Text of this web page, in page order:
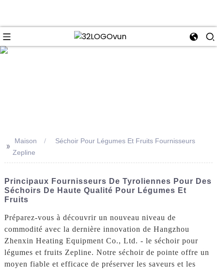
>> Maison
Séchoir Pour Légumes Et Fruits Fournisseurs
Zepline
Principaux Fournisseurs De Tyroliennes Pour Des
Séchoirs De Haute Qualité Pour Légumes Et
Fruits
Préparez-vous à découvrir un nouveau niveau de
commodité avec la dernière innovation de Hangzhou
Zhenxin Heating Equipment Co., Ltd. - le séchoir pour
légumes et fruits Zepline. Notre séchoir de pointe offre un
moyen fiable et efficace de préserver les saveurs et les